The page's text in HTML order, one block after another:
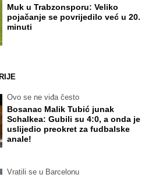
Muk u Trabzonsporu: Veliko
pojačanje se povrijedilo već u 20.
minuti
Ovo se ne viđa često
Bosanac Malik Tubić junak
Schalkea: Gubili su 4:0, a onda je
uslijedio preokret za fudbalske
anale!
Vratili se u Barcelonu